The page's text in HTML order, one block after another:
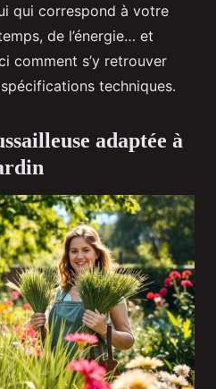
qui correspond à votre
de l’énergie… et
comment s’y retrouver
techniques.
adaptée à